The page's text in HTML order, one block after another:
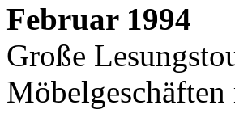
Februar 1994
Große